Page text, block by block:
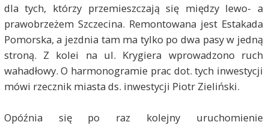
dla tych, którzy przemieszczają się między lewo- a
prawobrzeżem Szczecina. Remontowana jest Estakada
Pomorska, a jezdnia tam ma tylko po dwa pasy w jedną
stroną. Z kolei na ul. Krygiera wprowadzono ruch
wahadłowy. O harmonogramie prac dot. tych inwestycji
mówi rzecznik miasta ds. inwestycji Piotr Zieliński.
Opóźnia się po raz kolejny uruchomienie